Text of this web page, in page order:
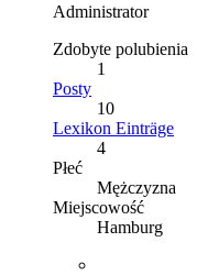
Administrator
Zdobyte polubienia
1
Posty
10
Lexikon Einträge
4
Płeć
Mężczyzna
Miejscowość
Hamburg